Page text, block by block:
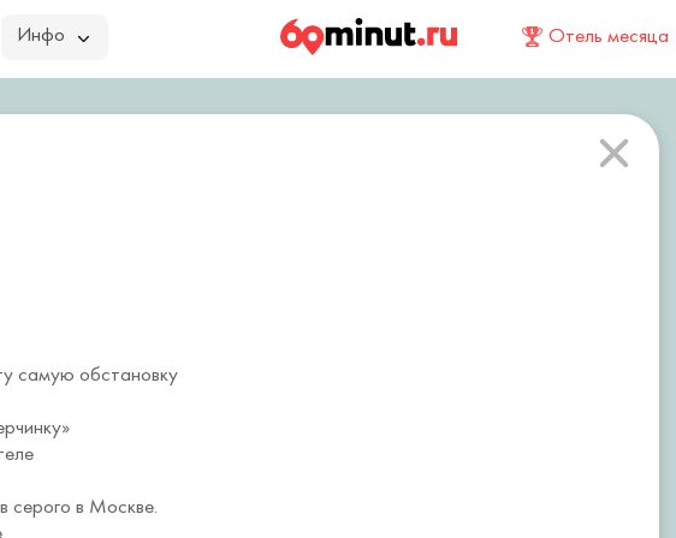
Инфо Отель месяца
самую обстановку
серого в Москве.